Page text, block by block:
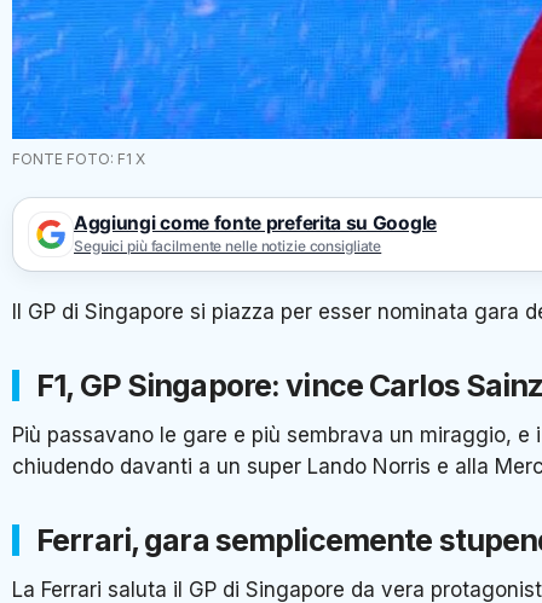
FONTE FOTO: F1 X
Aggiungi come fonte preferita su Google
Seguici più facilmente nelle notizie consigliate
Il GP di Singapore si piazza per esser nominata gara
F1, GP Singapore: vince Carlos
Più passavano le gare e più sembrava un miraggio,
chiudendo davanti a un super Lando Norris e alla
Ferrari, gara semplicemente
La Ferrari saluta il GP di Singapore da vera